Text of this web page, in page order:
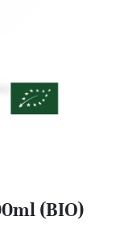
(BIO)